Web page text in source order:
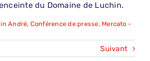
du Domaine de Luchin.
André, Conférence de presse, Mercato -
Suivant